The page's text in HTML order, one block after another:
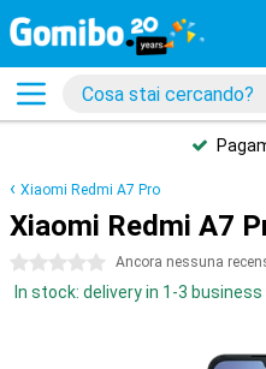
Xiaomi Redmi A7 Pro
Xiaomi Redmi A7
0 stelle Ancora nessuna
In stock: delivery in 1-3 business